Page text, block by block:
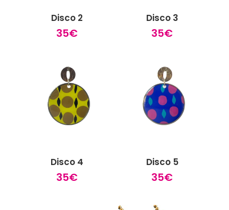
Disco 2
35€
Disco 3
35€
Disco 4
35€
Disco 5
35€